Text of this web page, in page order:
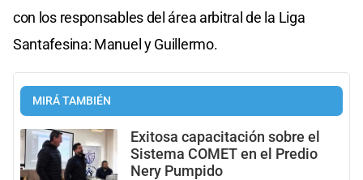
con los responsables del área arbitral de la Liga
Santafesina: Manuel y Guillermo.
MIRÁ TAMBIÉN
Exitosa capacitación sobre el
Sistema COMET en el Predio
Nery Pumpido